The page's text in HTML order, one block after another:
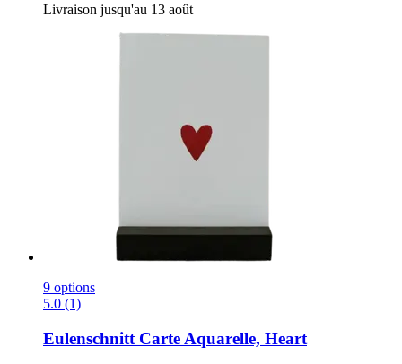
Livraison jusqu'au 13 août
9 options
5.0 (1)
Eulenschnitt Carte Aquarelle, Heart